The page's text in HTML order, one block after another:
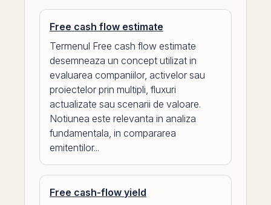
Free cash flow estimate
Termenul Free cash flow estimate
desemneaza un concept utilizat in
evaluarea companiilor, activelor sau
proiectelor prin multipli, fluxuri
actualizate sau scenarii de valoare.
Notiunea este relevanta in analiza
fundamentala, in compararea
emitentilor...
Free cash-flow yield